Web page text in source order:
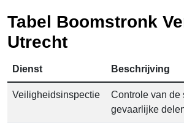
Tabel Boomstronk
Utrecht
Dienst Beschrijving
Veiligheidsinspectie
Controle van de
gevaarlijke